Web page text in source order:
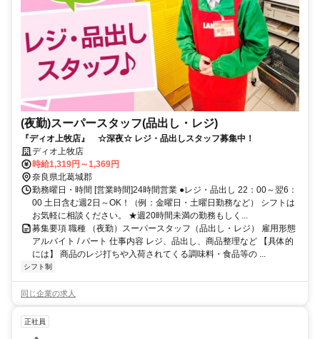
(夜勤)スーパースタッフ(品出し・レジ)
『ディオ上牧店』 ☆深夜☆ レジ・品出しスタッフ募集中！
ディオ上牧店
時給1,319円～1,369円
奈良県北葛城郡
勤務曜日・時間 [営業時間]24時間営業 ●レジ・品出し 22：00～翌6：
00 土日含む週2日～OK！（例：金曜日・土曜日勤務など） シフトは
お気軽に相談ください。 ★週20時間未満の勤務もしく...
募集要項 職種 （夜勤）スーパースタッフ（品出し・レジ） 雇用形態
アルバイト / パート 仕事内容 レジ、品出し、商品整理など 【具体的
には】 商品のレジ打ちや入荷されてくる調味料・食品等の ...
シフト制
同じ企業の求人
正社員